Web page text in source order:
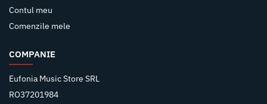
Contul meu
Comenzile mele
COMPANIE
Eufonia Music Store SRL
RO37201984